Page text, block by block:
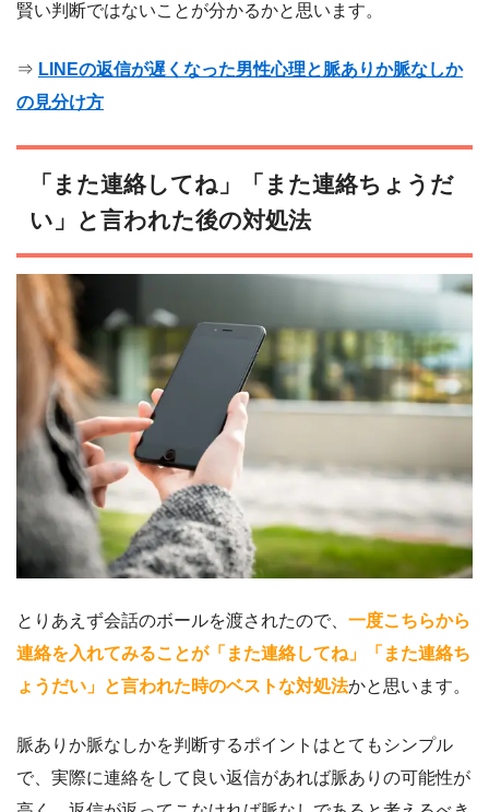
賢い判断ではないことが分かるかと思います。
⇒ LINEの返信が遅くなった男性心理と脈ありか脈なしか
の見分け方
「また連絡してね」「また連絡ちょうだ
い」と言われた後の対処法
とりあえず会話のボールを渡されたので、 一度こちらから
連絡を入れてみることが「また連絡してね」「また連絡ち
ょうだい」と言われた時のベストな対処法かと思います。
脈ありか脈なしかを判断するポイントはとてもシンプル
で、実際に連絡をして良い返信があれば脈ありの可能性が